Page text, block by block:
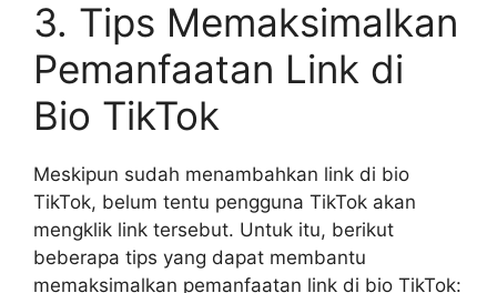
3. Tips Memaksimalkan
Pemanfaatan Link di
Bio TikTok
Meskipun sudah menambahkan link di bio
TikTok, belum tentu pengguna TikTok akan
mengklik link tersebut. Untuk itu, berikut
beberapa tips yang dapat membantu
memaksimalkan pemanfaatan link di bio TikTok: